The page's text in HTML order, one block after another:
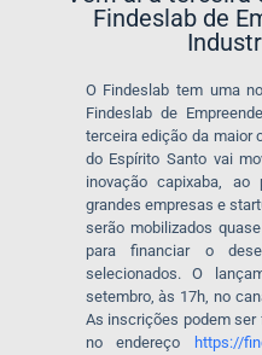
Findeslab de
O Findeslab tem uma
Findeslab de
terceira edição da maior
do Espírito Santo vai
inovação capixaba, ao
grandes empresas e
serão mobilizados
para financiar o
selecionados. O
setembro, às 17h, no
As inscrições podem
no endereço
https://